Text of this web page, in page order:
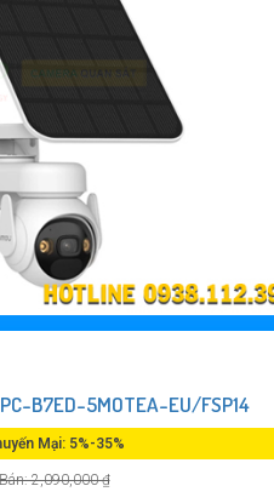
B7ED-5MOTEA-EU/FSP14
Mại: 5%-35%
2,090,000 ₫